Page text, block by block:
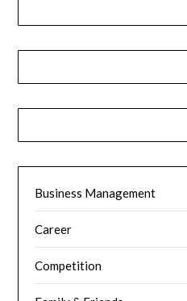
Business Management
Career
Competition